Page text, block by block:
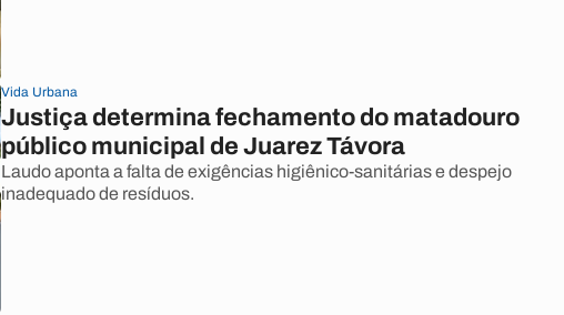
Vida Urbana
Justiça determina fechamento do matadouro
público municipal de Juarez Távora
Laudo aponta a falta de exigências higiênico-sanitárias e despejo
inadequado de resíduos.